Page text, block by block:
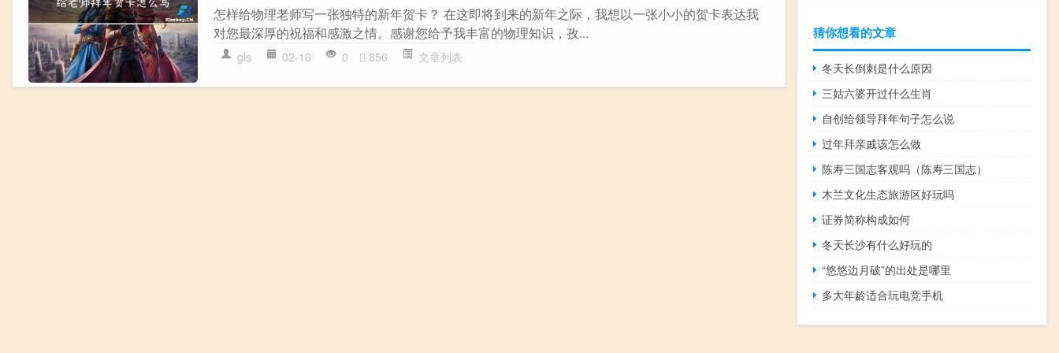
怎样给物理老师写一张独特的新年贺卡？ 在这即将到来的新年之际，我想以一张小小的贺卡表达我
对您最深厚的祝福和感激之情。感谢您给予我丰富的物理知识，孜...
gls 02-10 0 856 文章列表
猜你想看的文章
冬天长倒刺是什么原因
三姑六婆开过什么生肖
自创给领导拜年句子怎么说
过年拜亲戚该怎么做
陈寿三国志客观吗（陈寿三国志）
木兰文化生态旅游区好玩吗
证券简称构成如何
冬天长沙有什么好玩的
“悠悠边月破”的出处是哪里
多大年龄适合玩电竞手机